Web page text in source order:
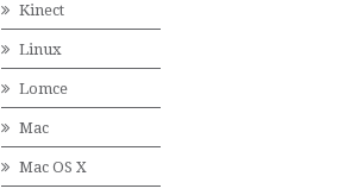
Kinect
Linux
Lomce
Mac
Mac OS X